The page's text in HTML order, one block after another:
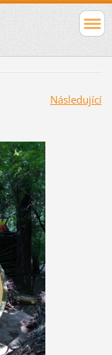
Následující